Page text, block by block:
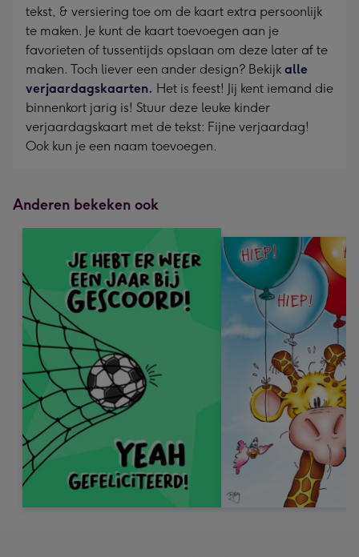
tekst, & versiering toe om de kaart extra persoonlijk
te maken. Je kunt de kaart toevoegen aan je
favorieten of tussentijds opslaan om deze later af te
maken. Toch liever een ander design? Bekijk alle
verjaardagskaarten. Het is feest! Jij kent iemand die
binnenkort jarig is! Stuur deze leuke kinder
verjaardagskaart met de tekst: Fijne verjaardag!
Ook kun je een naam toevoegen.
Anderen bekeken ook